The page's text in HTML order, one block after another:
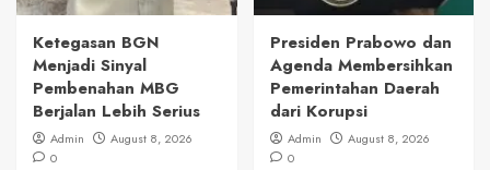
Ketegasan BGN
Menjadi Sinyal
Pembenahan MBG
Berjalan Lebih Serius
Admin
August 8, 2026
0
Presiden Prabowo dan
Agenda Membersihkan
Pemerintahan Daerah
dari Korupsi
Admin
August 8, 2026
0